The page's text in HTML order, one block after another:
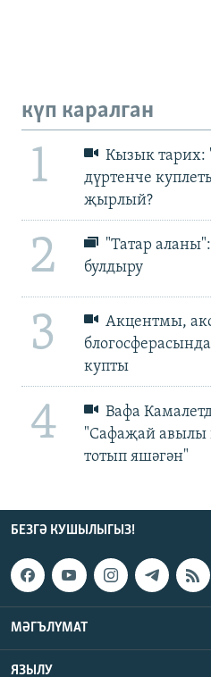
күп каралган
1
Кызык
дүртенче
җырлый?
2
"Татар
булдыру
3
Акцентмы,
купты
4
Вафа
"Сафаҗай авылы
тотып яшәгән"
БЕЗГӘ КУШЫЛЫГЫЗ!
МӘГЪЛҮМАТ
ЯЗЫЛУ